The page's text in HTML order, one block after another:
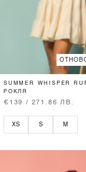
SUMMER WHISPER
РОКЛЯ
€139 / 271.86 ЛВ.
XS S M